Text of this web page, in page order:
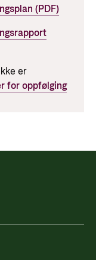
(PDF)
er
for oppfølging